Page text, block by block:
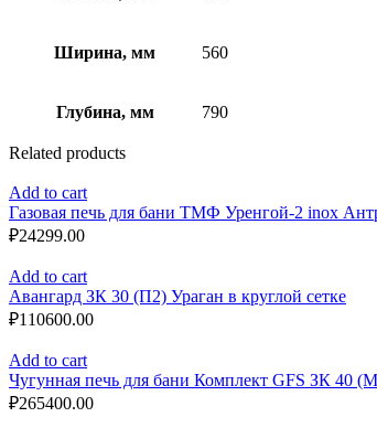
Ширина, мм 560
Глубина, мм 790
Related products
Add to cart
Газовая печь для бани ТМФ Уренгой-2 inox
₽24299.00
Add to cart
Авангард ЗК 30 (П2) Ураган в круглой сетке
₽110600.00
Add to cart
Чугунная печь для бани Комплект GFS ЗК 40
₽265400.00